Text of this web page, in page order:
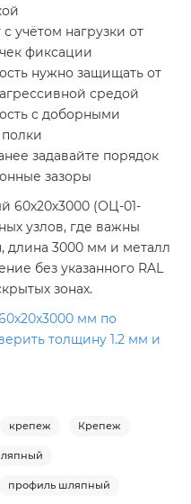
учётом нагрузки от
фиксации
нужно защищать от
средой
с доборными
задавайте порядок
зазоры
60х20х3000 (ОЦ-01-
узлов, где важны
длина 3000 мм и металл
без указанного RAL
зонах.
мм по
толщину 1.2 мм и
крепеж Крепеж
профиль шляпный